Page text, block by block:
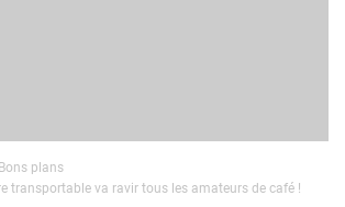
Bons plans
transportable va ravir tous les amateurs de café !